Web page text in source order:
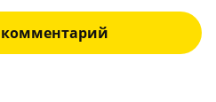
комментарий